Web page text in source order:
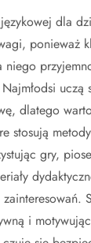
dla
ponieważ
niego
uczą
dlatego
stosują
gry,
i